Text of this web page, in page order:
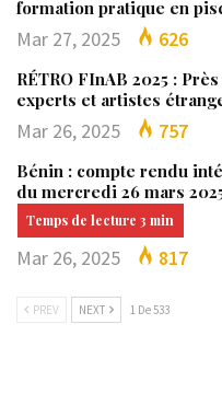
formation pratique en
Mar 27, 2025 626
RÉTRO FInAB 2025 :
experts et artistes
Mar 26, 2025 757
Bénin : compte rendu
du mercredi 26 mars
Mar 26, 2025 817
PREV NEXT 1 De 533